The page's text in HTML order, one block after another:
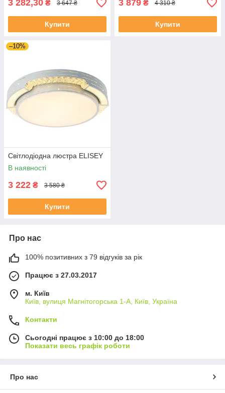
3 282,30 ₴ 3 647 ₴
Купити
3 879 ₴ 4 310 ₴
Купити
–10%
Світлодіодна люстра ELISEY
В наявності
3 222 ₴ 3 580 ₴
Купити
Про нас
100% позитивних з 79 відгуків за рік
Працює з 27.03.2017
м. Київ
Київ, вулиця Магнітогорська 1-А, Київ, Україна
Контакти
Сьогодні працює з 10:00 до 18:00
Показати весь графік роботи
Про нас